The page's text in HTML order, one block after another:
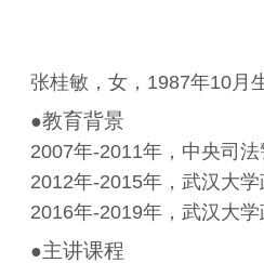
张桂敏，女， 1987年10 月
●教育背景
2007年-2011年，中央司
2012年-2015年，武汉大
2016年-2019年，武汉大
●主讲课程